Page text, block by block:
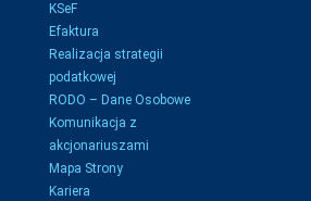
KSeF
Efaktura
Realizacja strategii
podatkowej
RODO – Dane Osobowe
Komunikacja z
akcjonariuszami
Mapa Strony
Kariera